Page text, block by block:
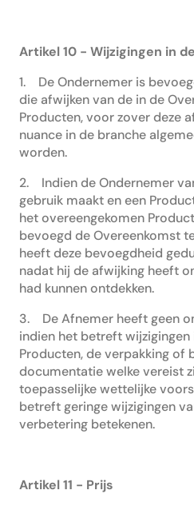
Artikel 10 - Wijzigingen in
1. De Ondernemer is
die afwijken van de in de
Producten, voor zover deze
nuance in de branche
worden.
2. Indien de Ondernemer
gebruik maakt en een
het overeengekomen
bevoegd de Overeenkomst
heeft deze bevoegdheid
nadat hij de afwijking heeft
had kunnen ontdekken.
3. De Afnemer heeft geen
indien het betreft wijzigingen
Producten, de verpakking of
documentatie welke vereist
toepasselijke wettelijke
betreft geringe wijzigingen
verbetering betekenen.
Artikel 11 - Prijs